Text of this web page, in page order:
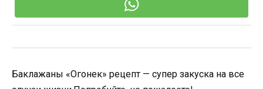
Баклажаны «Огонек» рецепт — супер закуска на все